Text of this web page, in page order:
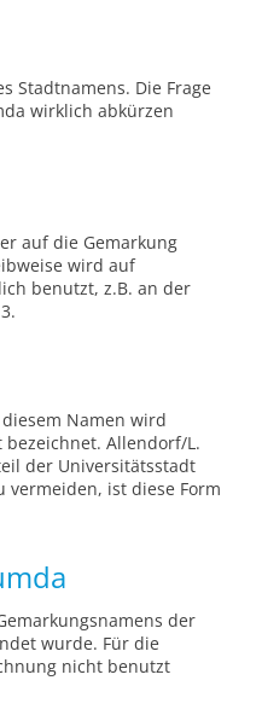
Stadtnamens. Die Frage
wirklich abkürzen
auf die Gemarkung
wird auf
benutzt, z.B. an der
Namen wird
Allendorf/L.
der Universitätsstadt
vermeiden, ist diese Form
der
wurde. Für die
nicht benutzt